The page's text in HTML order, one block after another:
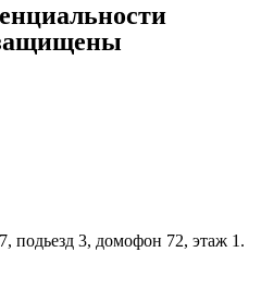
подьезд 3, домофон 72, этаж 1.